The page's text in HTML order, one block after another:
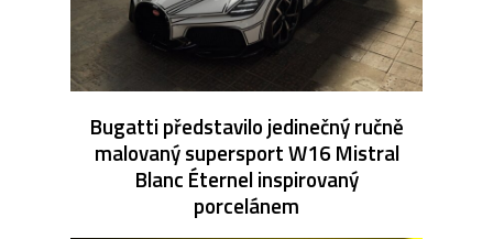
Bugatti představilo jedinečný ručně
malovaný supersport W16 Mistral
Blanc Éternel inspirovaný
porcelánem